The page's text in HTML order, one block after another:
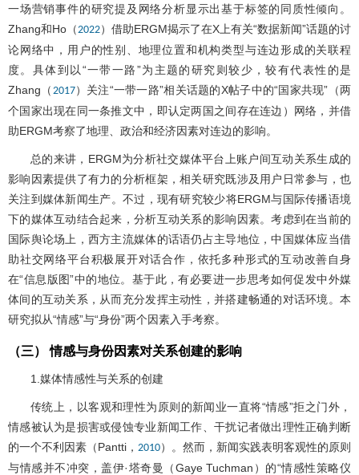
一场营销事件的研究提及网络分析显示出基于标签的同质性倾向。
Zhang和Ho（2022）借助ERGM揭示了在X上有关“数据新闻”话题的讨
论网络中，用户的性别、地理位置和机构类型与连边形成的关联程
度。具体到以“一带一路”为主题的研究则较少，较有代表性的是
Zhang（ 2017）关注“一带一路”相关话题的X帖子中的“国家共现”（两
个国家出现在同一条推文中，即认定两国之间存在连边）网络，并借
助ERGM考察了地理、政治和经济因素对连边的影响。
总的来讲，ERGM为分析社交媒体平台上账户间互动关系生成的
影响因素提供了有力的分析框架，相关研究既涉及用户日常参与，也
关注到媒体新闻生产。不过，现有研究较少将ERGM与国际传播语境
下的媒体互动结合起来，分析互动关系的影响因素。考虑到在当前的
国际舆论场上，西方主流媒体的话语仍占主导地位，中国媒体应当借
助社交网络平台积极展开对话合作，依托多种形式的互动改善自身
在“信息版图”中的地位。基于此，有必要进一步思考如何促发中外媒
体间的互动关系，从而充分发挥主动性，并搭建畅通的对话环境。本
研究拟从“情感”与“身份”两个因素入手考察。
（三） 情感与身份因素对关系创建的影响
1.媒体情感性与关系的创建
传统上，以客观和理性为原则的新闻业一直将“情感”拒之门外，
情感被认为是损害或侵蚀专业新闻工作、干扰记者做出理性正确判断
的一个不利因素（Pantti， 2010）。然而，新闻实践表明客观性的原则
与情感并不冲突，盖伊·塔奇曼（Gaye Tuchman）的“情感性策略仪